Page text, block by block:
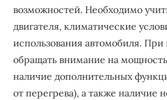
возможностей. Необходимо
двигателя, климатические
использования автомобиля. При
обращать внимание на
наличие дополнительных
от перегрева), а также наличие